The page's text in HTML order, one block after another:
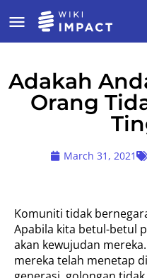
Adakah
Orang
March 31, 2021
Komuniti tidak
Apabila kita betul-betul
akan kewujudan
mereka telah menetap